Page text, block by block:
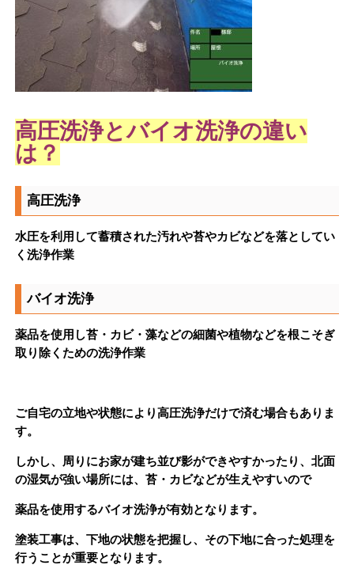
高圧洗浄とバイオ洗浄の違い
は？
高圧洗浄
水圧を利用して蓄積された汚れや苔やカビなどを落としてい
く洗浄作業
バイオ洗浄
薬品を使用し苔・カビ・藻などの細菌や植物などを根こそぎ
取り除くための洗浄作業
ご自宅の立地や状態により高圧洗浄だけで済む場合もありま
す。
しかし、周りにお家が建ち並び影ができやすかったり、北面
の湿気が強い場所には、苔・カビなどが生えやすいので
薬品を使用するバイオ洗浄が有効となります。
塗装工事は、下地の状態を把握し、その下地に合った処理を
行うことが重要となります。